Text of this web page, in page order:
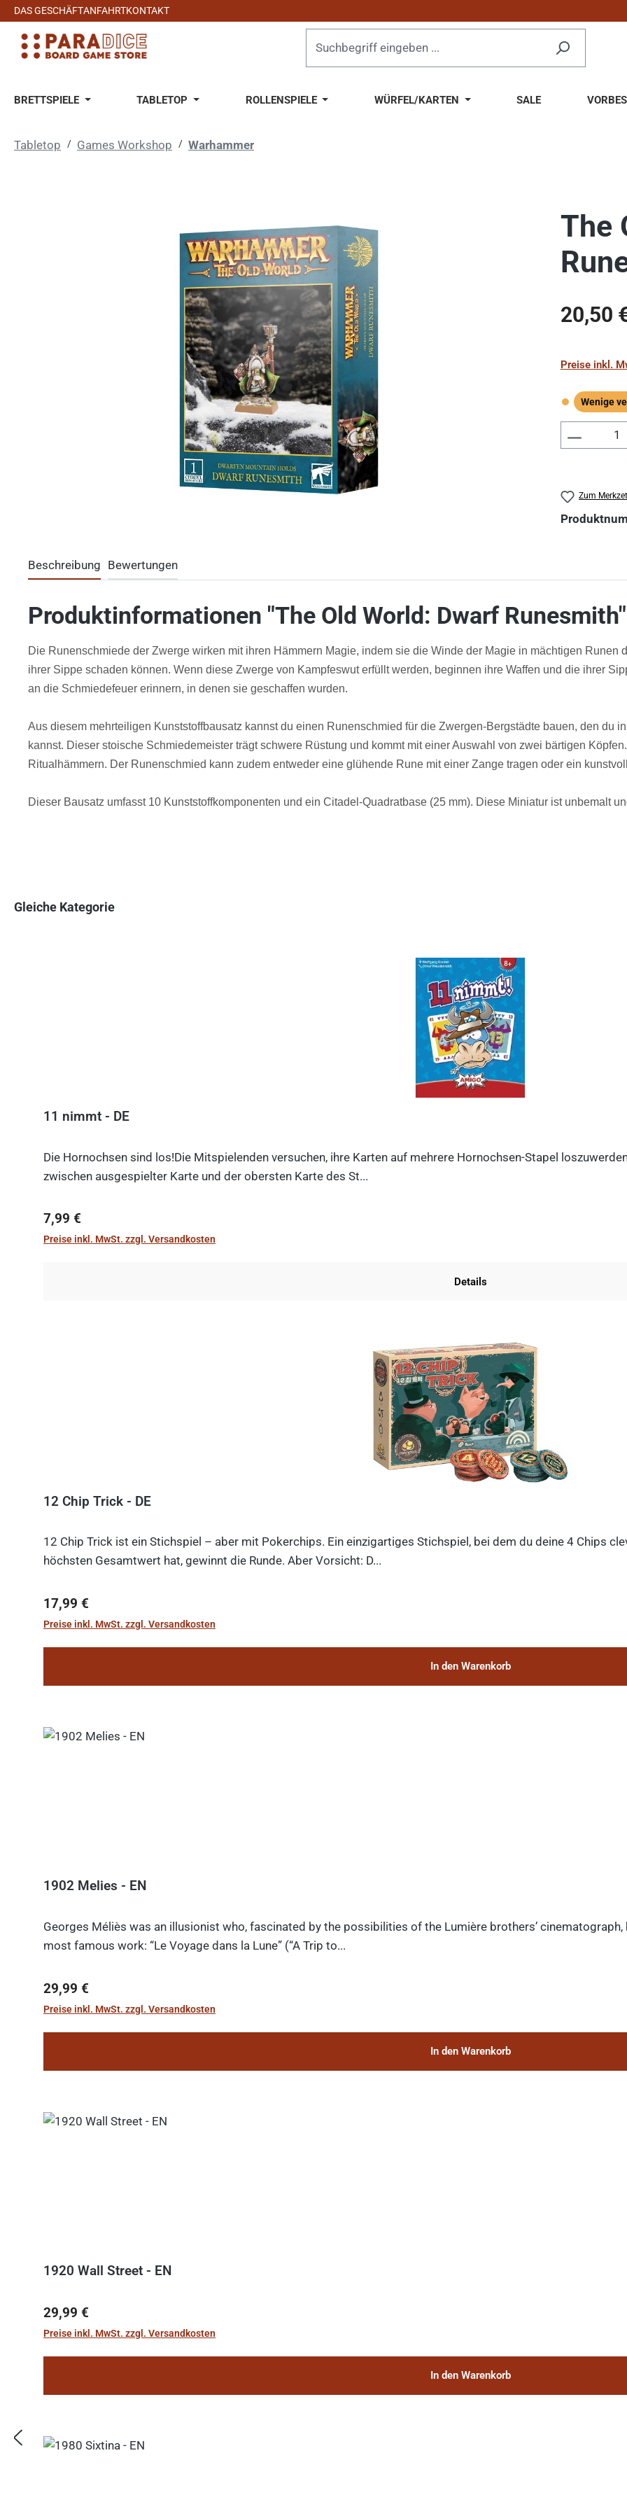
Hauptinhalt springen
Zur Suche springen
Zur Hauptnavigation springen
DAS GESCHÄFTANFAHRTKONTAKT
BRETTSPIELE TABLETOP ROLLENSPIELE WÜRFEL/KARTEN SALE
Tabletop / Games Workshop / Warhammer
The
Regulärer
20,50
Preise inkl.
Wenige
Wenige
Zum
Beschreibung Bewertungen
Produktinformationen "The Old World: Dwarf Runesmith"
Die Runenschmiede der Zwerge wirken mit ihren Hämmern Magie, indem sie die Winde der Magie in mächtigen
ihrer Sippe schaden können. Wenn diese Zwerge von Kampfeswut erfüllt werden, beginnen ihre Waffen und die ihrer
an die Schmiedefeuer erinnern, in denen sie geschaffen wurden.
Aus diesem mehrteiligen Kunststoffbausatz kannst du einen Runenschmied für die Zwergen-Bergstädte bauen, den du
kannst. Dieser stoische Schmiedemeister trägt schwere Rüstung und kommt mit einer Auswahl von zwei bärtigen
Ritualhämmern. Der Runenschmied kann zudem entweder eine glühende Rune mit einer Zange tragen oder ein
Dieser Bausatz umfasst 10 Kunststoffkomponenten und ein Citadel-Quadratbase (25 mm). Diese Miniatur ist unbemalt
Gleiche Kategorie
11 nimmt - DE
Die Hornochsen sind los!Die Mitspielenden versuchen, ihre Karten auf mehrere Hornochsen-Stapel
zwischen ausgespielter Karte und der obersten Karte des St...
Regulärer Preis:
7,99 €
Preise inkl. MwSt. zzgl. Versandkosten
Details
12 Chip Trick - DE
12 Chip Trick ist ein Stichspiel – aber mit Pokerchips. Ein einzigartiges Stichspiel, bei dem du deine 4 Chips
höchsten Gesamtwert hat, gewinnt die Runde. Aber Vorsicht: D...
Regulärer Preis:
17,99 €
Preise inkl. MwSt. zzgl. Versandkosten
In den Warenkorb
1902 Melies - EN
Georges Méliès was an illusionist who, fascinated by the possibilities of the Lumière brothers’
most famous work: “Le Voyage dans la Lune” (“A Trip to...
Regulärer Preis:
29,99 €
Preise inkl. MwSt. zzgl. Versandkosten
In den Warenkorb
1920 Wall Street - EN
Regulärer Preis:
29,99 €
Preise inkl. MwSt. zzgl. Versandkosten
In den Warenkorb